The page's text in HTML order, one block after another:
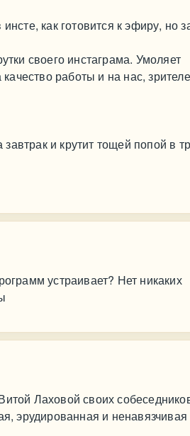
как готовится к эфиру, но
своего инстаграма. Умоляет
работы и на нас,
и крутит тощей попой в
устраивает? Нет никаких
Лаховой своих
эрудированная и ненавязчивая